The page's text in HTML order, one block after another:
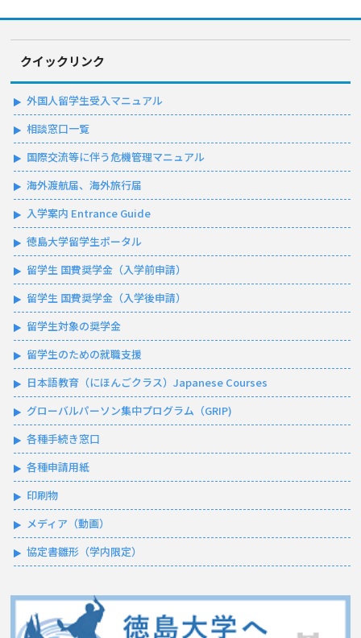
クイックリンク
外国人留学生受入マニュアル
相談窓口一覧
国際交流等に伴う危機管理マニュアル
海外渡航届、海外旅行届
入学案内 Entrance Guide
徳島大学留学生ポータル
留学生 国費奨学金（入学前申請）
留学生 国費奨学金（入学後申請）
留学生対象の奨学金
留学生のための就職支援
日本語教育（にほんごクラス）Japanese Courses
グローバルパーソン集中プログラム（GRIP)
各種手続き窓口
各種申請用紙
印刷物
メディア（動画）
協定書雛形（学内限定）